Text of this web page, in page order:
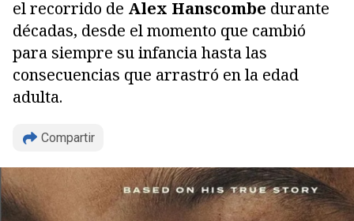
el recorrido de Alex Hanscombe durante
décadas, desde el momento que cambió
para siempre su infancia hasta las
consecuencias que arrastró en la edad
adulta.
Compartir